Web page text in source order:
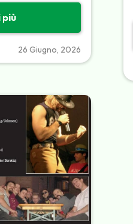
più
26 Giugno, 2026